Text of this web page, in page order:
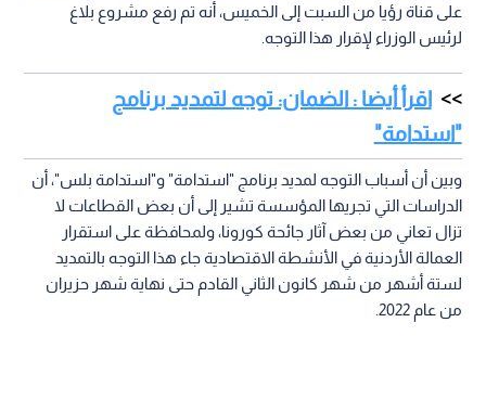
على قناة رؤيا من السبت إلى الخميس، أنه تم رفع مشروع بلاغ
لرئيس الوزراء لإقرار هذا التوجه.
اقرأ أيضا : الضمان: توجه لتمديد برنامج
"استدامة"
وبين أن أسباب التوجه لمديد برنامج "استدامة" و"استدامة بلس"، أن
الدراسات التي تجريها المؤسسة تشير إلى أن بعض القطاعات لا
تزال تعاني من بعض آثار جائحة كورونا، ولمحافظة على استقرار
العمالة الأردنية في الأنشطة الاقتصادية جاء هذا التوجه بالتمديد
لستة أشهر من شهر كانون الثاني القادم حتى نهاية شهر حزيران
من عام 2022.